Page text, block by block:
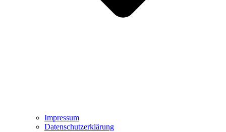
Impressum
Datenschutz­erklärung